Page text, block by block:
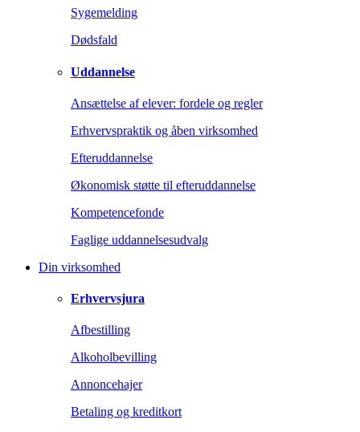
Sygemelding
Dødsfald
Uddannelse
Ansættelse af elever: fordele og regler
Erhvervspraktik og åben virksomhed
Efteruddannelse
Økonomisk støtte til efteruddannelse
Kompetencefonde
Faglige uddannelsesudvalg
Din virksomhed
Erhvervsjura
Afbestilling
Alkoholbevilling
Annoncehajer
Betaling og kreditkort